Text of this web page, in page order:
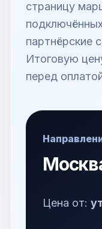
страницу
партнёрские
Итоговую
перед
Цена от: